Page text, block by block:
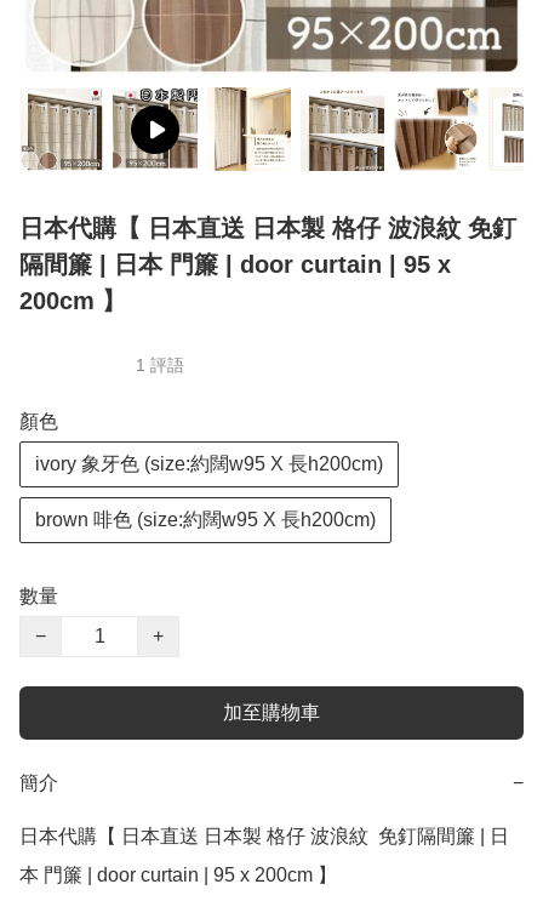
日本代購【 日本直送 日本製 格仔 波浪紋 免釘
隔間簾 | 日本 門簾 | door curtain | 95 x
200cm 】
1 評語
顏色
ivory 象牙色 (size:約闊w95 X 長h200cm)
brown 啡色 (size:約闊w95 X 長h200cm)
數量
−
+
加至購物車
簡介 −
日本代購【 日本直送 日本製 格仔 波浪紋  免釘隔間簾 | 日
本 門簾 | door curtain | 95 x 200cm 】